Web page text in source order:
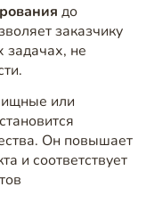
до
заказчику
задачах, не
или
Он повышает
и соответствует